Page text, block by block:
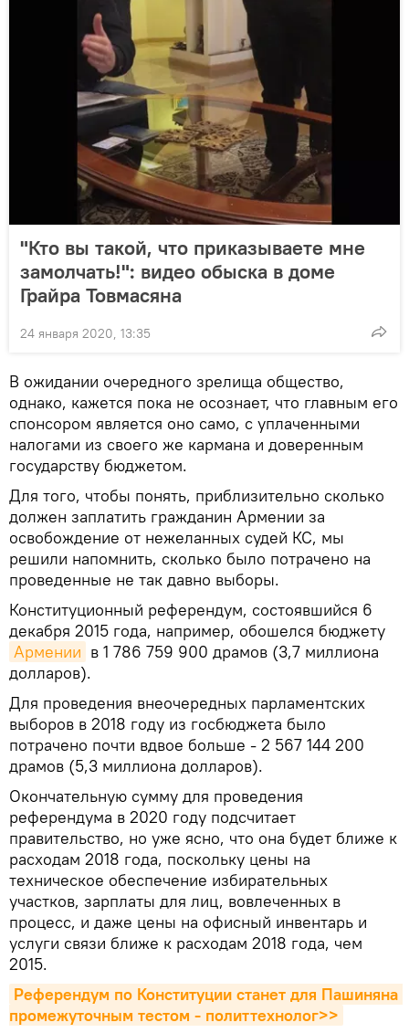
"Кто вы такой, что приказываете мне
замолчать!": видео обыска в доме
Грайра Товмасяна
24 января 2020, 13:35
В ожидании очередного зрелища общество,
однако, кажется пока не осознает, что главным его
спонсором является оно само, с уплаченными
налогами из своего же кармана и доверенным
государству бюджетом.
Для того, чтобы понять, приблизительно сколько
должен заплатить гражданин Армении за
освобождение от нежеланных судей КС, мы
решили напомнить, сколько было потрачено на
проведенные не так давно выборы.
Конституционный референдум, состоявшийся 6
декабря 2015 года, например, обошелся бюджету
Армении в 1 786 759 900 драмов (3,7 миллиона
долларов).
Для проведения внеочередных парламентских
выборов в 2018 году из госбюджета было
потрачено почти вдвое больше - 2 567 144 200
драмов (5,3 миллиона долларов).
Окончательную сумму для проведения
референдума в 2020 году подсчитает
правительство, но уже ясно, что она будет ближе к
расходам 2018 года, поскольку цены на
техническое обеспечение избирательных
участков, зарплаты для лиц, вовлеченных в
процесс, и даже цены на офисный инвентарь и
услуги связи ближе к расходам 2018 года, чем
2015.
Референдум по Конституции станет для Пашиняна
промежуточным тестом - политтехнолог>>